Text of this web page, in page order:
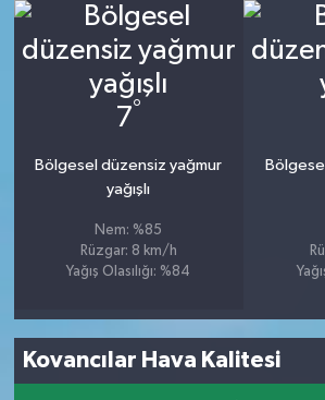
7°
Bölgesel düzensiz yağmur
yağışlı
Nem: %85
Rüzgar: 8 km/h
Yağış Olasılığı: %84
Kovancılar Hava Kalitesi